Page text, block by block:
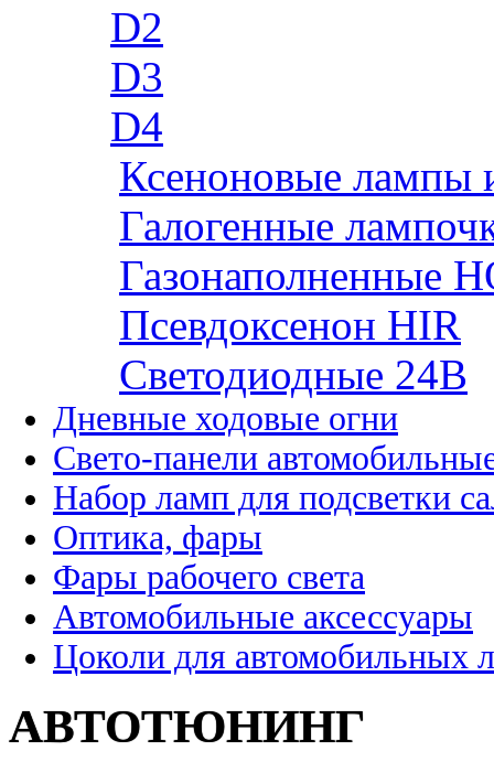
D2
D3
D4
Ксеноновые лампы
Галогенные
Газонаполненные
Псевдоксенон HIR
Cветодиодные 24B
Дневные ходовые огни
Свето-панели
Набор ламп для подсветки
Оптика, фары
Фары рабочего света
Автомобильные аксессуары
Цоколи для автомобильных
АВТОТЮНИНГ